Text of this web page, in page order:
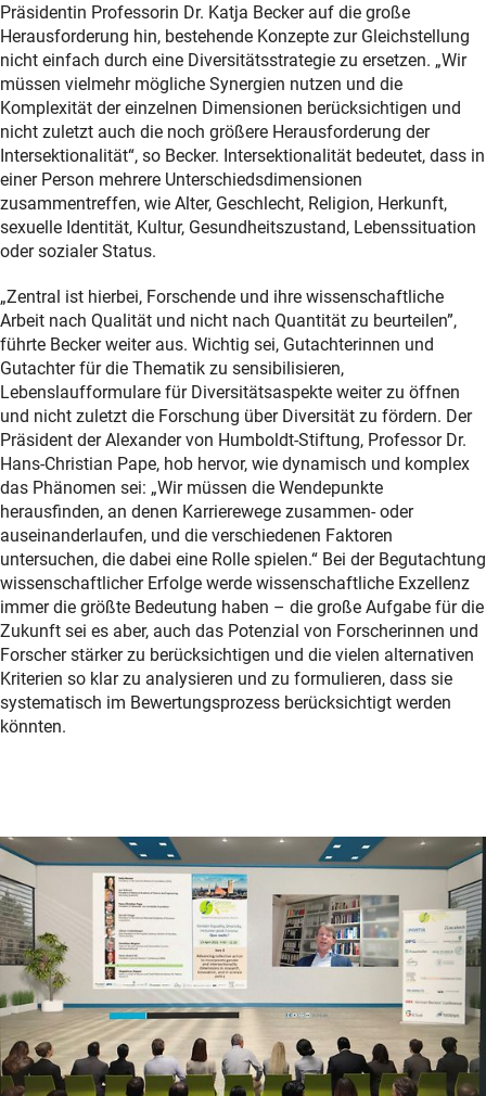
Präsidentin Professorin Dr. Katja Becker auf die große
Herausforderung hin, bestehende Konzepte zur Gleichstellung
nicht einfach durch eine Diversitätsstrategie zu ersetzen. „Wir
müssen vielmehr mögliche Synergien nutzen und die
Komplexität der einzelnen Dimensionen berücksichtigen und
nicht zuletzt auch die noch größere Herausforderung der
Intersektionalität“, so Becker. Intersektionalität bedeutet, dass in
einer Person mehrere Unterschiedsdimensionen
zusammentreffen, wie Alter, Geschlecht, Religion, Herkunft,
sexuelle Identität, Kultur, Gesundheitszustand, Lebenssituation
oder sozialer Status.
„Zentral ist hierbei, Forschende und ihre wissenschaftliche
Arbeit nach Qualität und nicht nach Quantität zu beurteilen”,
führte Becker weiter aus. Wichtig sei, Gutachterinnen und
Gutachter für die Thematik zu sensibilisieren,
Lebenslaufformulare für Diversitätsaspekte weiter zu öffnen
und nicht zuletzt die Forschung über Diversität zu fördern. Der
Präsident der Alexander von Humboldt-Stiftung, Professor Dr.
Hans-Christian Pape, hob hervor, wie dynamisch und komplex
das Phänomen sei: „Wir müssen die Wendepunkte
herausfinden, an denen Karrierewege zusammen- oder
auseinanderlaufen, und die verschiedenen Faktoren
untersuchen, die dabei eine Rolle spielen.“ Bei der Begutachtung
wissenschaftlicher Erfolge werde wissenschaftliche Exzellenz
immer die größte Bedeutung haben – die große Aufgabe für die
Zukunft sei es aber, auch das Potenzial von Forscherinnen und
Forscher stärker zu berücksichtigen und die vielen alternativen
Kriterien so klar zu analysieren und zu formulieren, dass sie
systematisch im Bewertungsprozess berücksichtigt werden
könnten.